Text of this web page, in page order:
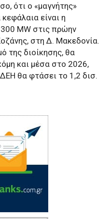
ότι ο «μαγνήτης»
κεφάλαια είναι η
MW στις πρώην
στη Δ. Μακεδονία.
της διοίκησης, θα
και μέσα στο 2026,
θα φτάσει το 1,2 δισ.